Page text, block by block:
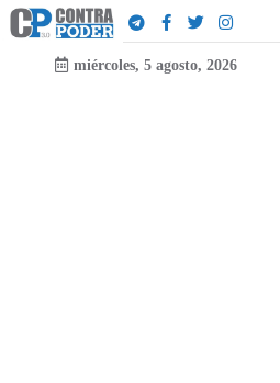
miércoles, 5 agosto, 2026